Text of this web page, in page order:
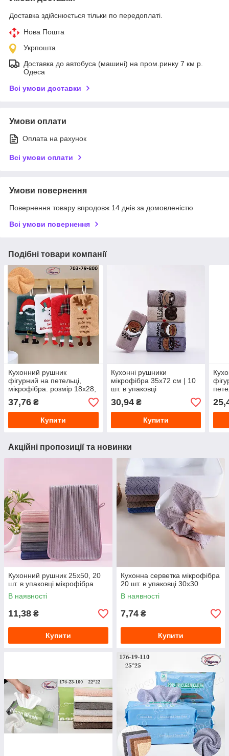
Доставка здійснюється тільки по передоплаті.
Нова Пошта
Укрпошта
Доставка до автобуса (машині) на пром.ринку 7 км р.
Одеса
Всі умови доставки
Умови оплати
Оплата на рахунок
Всі умови оплати
Умови повернення
Повернення товару впродовж 14 днів за домовленістю
Всі умови повернення
Подібні товари компанії
Кухонний рушник
фігурний на петельці,
мікрофібра. розмір 18х28,
37,76 ₴
Купити
Кухонні рушники
мікрофібра 35х72 см | 10
шт. в упаковці
30,94₴
Купити
Акційні пропозиції та новинки
Кухонний рушник 25х50, 20
шт. в упаковці мікрофібра
В наявності
11,38 ₴
Купити
Кухонна серветка мікрофібра
20 шт. в упаковці 30х30
В наявності
7,74 ₴
Купити